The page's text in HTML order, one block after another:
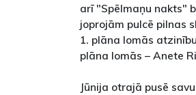
arī "Spēlmaņu nakts"
joprojām pulcē pilnas
1. plāna lomās
plāna lomās – Anete
Jūnija otrajā pusē